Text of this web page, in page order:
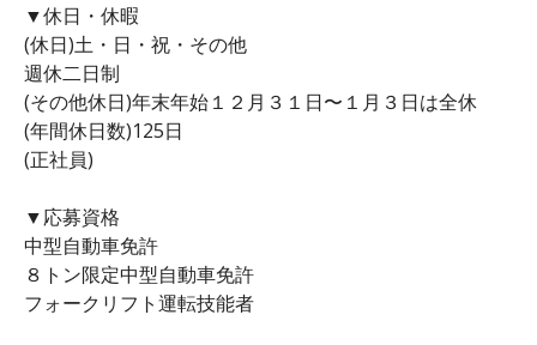
▼休日・休暇
(休日)土・日・祝・その他
週休二日制
(その他休日)年末年始１２月３１日〜１月３日は全休
(年間休日数)125日
(正社員)
▼応募資格
中型自動車免許
８トン限定中型自動車免許
フォークリフト運転技能者